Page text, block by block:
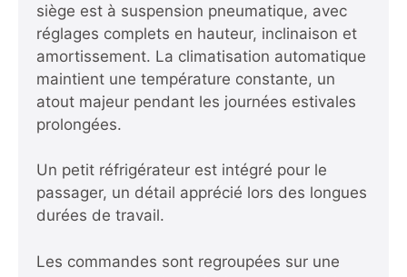
siège est à suspension pneumatique, avec
réglages complets en hauteur, inclinaison et
amortissement. La climatisation automatique
maintient une température constante, un
atout majeur pendant les journées estivales
prolongées.
Un petit réfrigérateur est intégré pour le
passager, un détail apprécié lors des longues
durées de travail.
Les commandes sont regroupées sur une